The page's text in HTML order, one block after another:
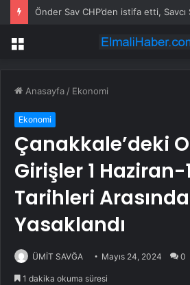
Önder Sav CHP’den istifa etti,
Menü
Anasayfa / Ekonomi
Ekonomi
Çanakkale’deki
Girişler 1 Haziran-
Tarihleri Arasında
Yasaklandı
ÜMİT SAVĞA Mayıs 24, 2024 0
1 dakika okuma süresi